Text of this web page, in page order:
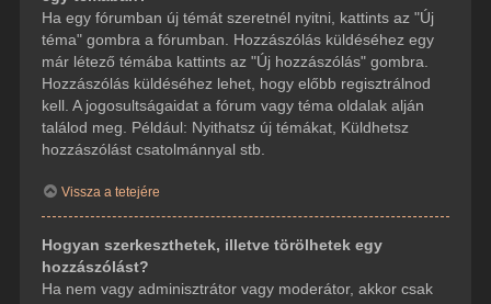
Ha egy fórumban új témát szeretnél nyitni, kattints az "Új
téma" gombra a fórumban. Hozzászólás küldéséhez egy
már létező témába kattints az "Új hozzászólás" gombra.
Hozzászólás küldéséhez lehet, hogy előbb regisztrálnod
kell. A jogosultságaidat a fórum vagy téma oldalak alján
találod meg. Például: Nyithatsz új témákat, Küldhetsz
hozzászólást csatolmánnyal stb.
Vissza a tetejére
Hogyan szerkeszthetek, illetve törölhetek egy
hozzászólást?
Ha nem vagy adminisztrátor vagy moderátor, akkor csak